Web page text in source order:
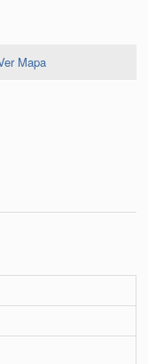
Mapa